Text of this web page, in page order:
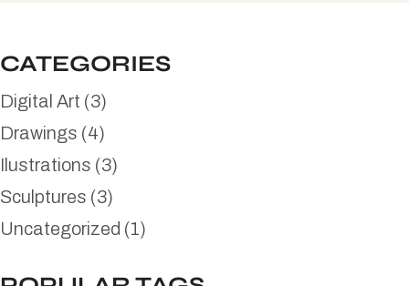
CATEGORIES
Digital Art (3)
Drawings (4)
Ilustrations (3)
Sculptures (3)
Uncategorized (1)